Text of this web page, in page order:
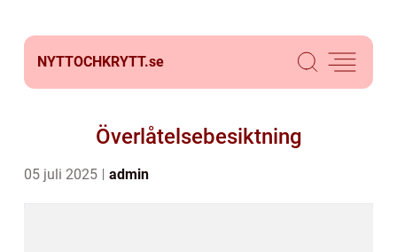
NYTTOCHKRYTT.se
Överlåtelsebesiktning
05 juli 2025 admin